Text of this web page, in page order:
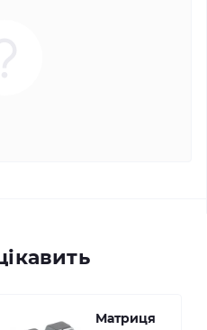
Матриця